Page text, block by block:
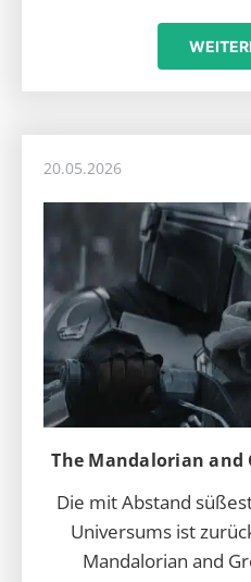
20.05.2026
The Mandalorian and
Die mit Abstand
Universums ist
Mandalorian and